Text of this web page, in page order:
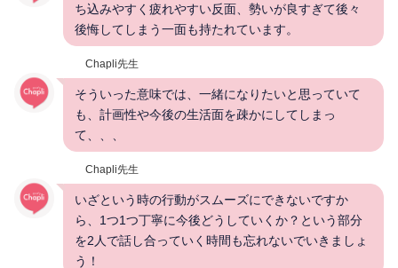
ち込みやすく疲れやすい反面、勢いが良すぎて後々
後悔してしまう一面も持たれています。
Chapli先生
そういった意味では、一緒になりたいと思っていて
も、計画性や今後の生活面を疎かにしてしまっ
て、、、
Chapli先生
いざという時の行動がスムーズにできないですか
ら、1つ1つ丁寧に今後どうしていくか？という部分
を2人で話し合っていく時間も忘れないでいきましょ
う！